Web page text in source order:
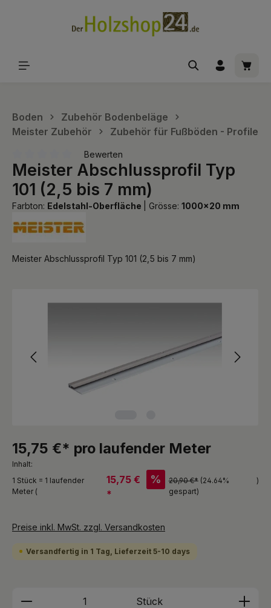
Boden
Zubehör Bodenbeläge
Meister Zubehör
Zubehör für Fußböden - Profile
Durchschnittliche Bewertung von 0 von 5 Sternen
Bewerten
Meister Abschlussprofil Typ
101 (2,5 bis 7 mm)
Farbton: Edelstahl-Oberfläche Grösse: 1000x20 mm
Meister Abschlussprofil Typ 101 (2,5 bis 7 mm)
15,75 €* pro laufender Meter
Inhalt:
1 Stück = 1 laufender
Meter (
15,75 €
*
% 20,90 €* (24.64%
gespart)
)
Preise inkl. MwSt. zzgl. Versandkosten
Versandfertig in 1 Tag, Lieferzeit 5-10 days
Produkt Anzahl: Gib den
Stück